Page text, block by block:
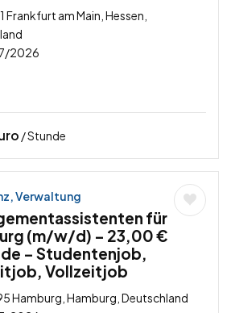
Frankfurt am Main, Hessen,
2026
/ Stunde
Verwaltung
für
(m/w/d) – 23,00 €
– Studentenjob,
Vollzeitjob
Hamburg, Hamburg, Deutschland